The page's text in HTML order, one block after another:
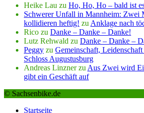
Heike Lau zu Ho, Ho, Ho – bald ist
Schwerer Unfall in Mannheim: Zwei
kollidieren heftig! zu Anklage nach
Rico zu Danke – Danke – Danke!
Lutz Rehwald zu Danke – Danke –
Peggy zu Gemeinschaft,
Schloss Augustusburg
Andreas Linznerzu Aus Zwei wird
gibt ein Geschäft auf
© Sachsenbike.de
Startseite